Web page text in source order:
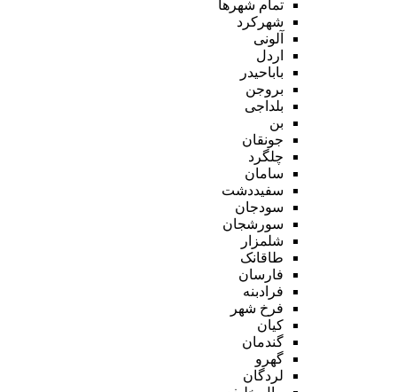
تمام شهر‌ها
شهرکرد
آلونی
اردل
باباحیدر
بروجن
بلداجی
بن
جونقان
چلگرد
سامان
سفیددشت
سودجان
سورشجان
شلمزار
طاقانک
فارسان
فرادبنه
فرخ شهر
کیان
گندمان
گهرو
لردگان